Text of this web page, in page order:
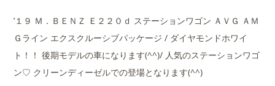
’１９ Ｍ．ＢＥＮＺ Ｅ２２０ｄ ステーションワゴン ＡＶＧ ＡＭ
Ｇライン エクスクルーシブパッケージ / ダイヤモンドホワイ
ト！！ 後期モデルの車になります(^^)/ 人気のステーションワゴ
ン♡ クリーンディーゼルでの登場となります(^^)